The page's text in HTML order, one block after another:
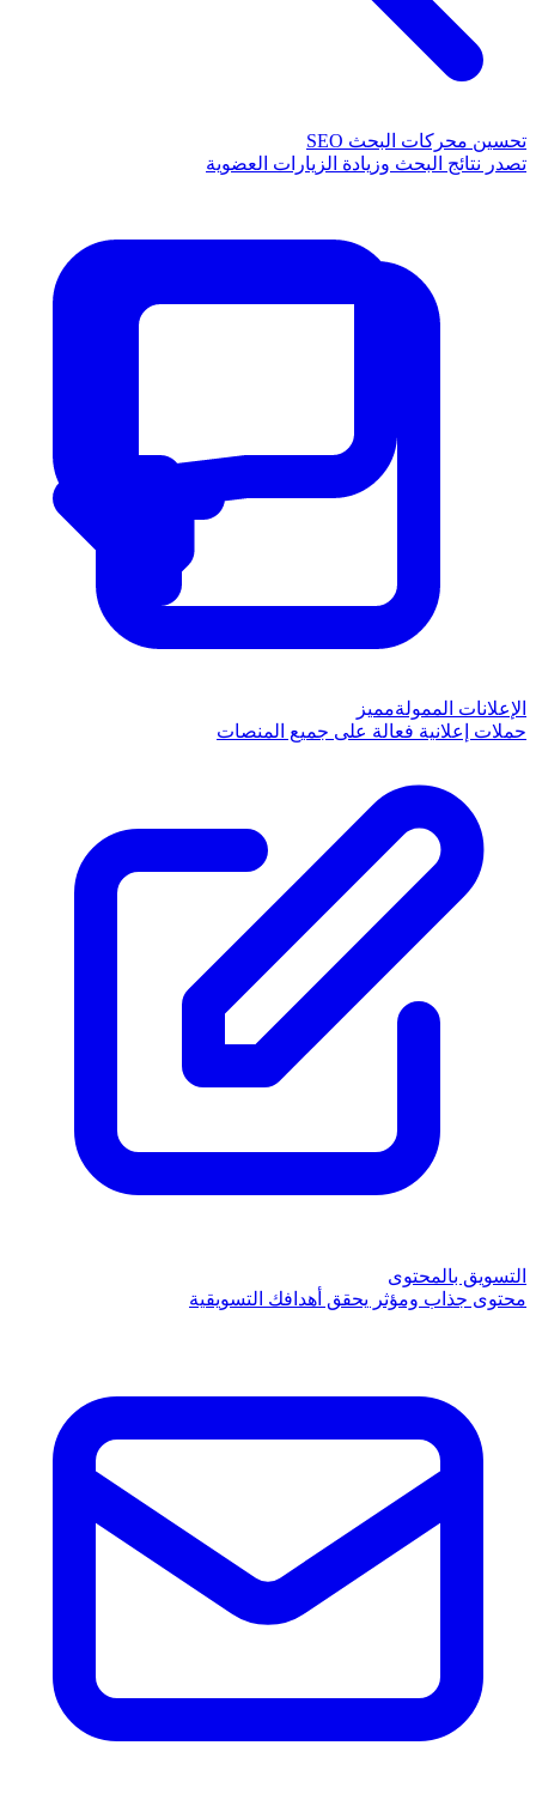
تحسين محركات البحث SEO
تصدر نتائج البحث وزيادة الزيارات العضوية
الإعلانات الممولةمميز
حملات إعلانية فعالة على جميع المنصات
التسويق بالمحتوى
محتوى جذاب ومؤثر يحقق أهدافك التسويقية